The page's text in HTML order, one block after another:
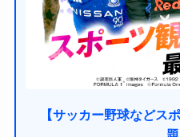
【サッカー野球などス